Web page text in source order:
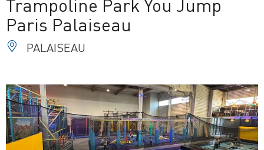
Trampoline Park You Jump
Paris Palaiseau
PALAISEAU